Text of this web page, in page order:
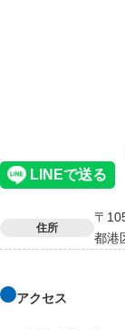
住所
〒
都港
アクセス